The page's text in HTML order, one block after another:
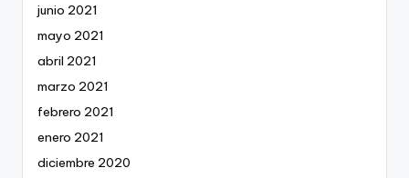
junio 2021
mayo 2021
abril 2021
marzo 2021
febrero 2021
enero 2021
diciembre 2020